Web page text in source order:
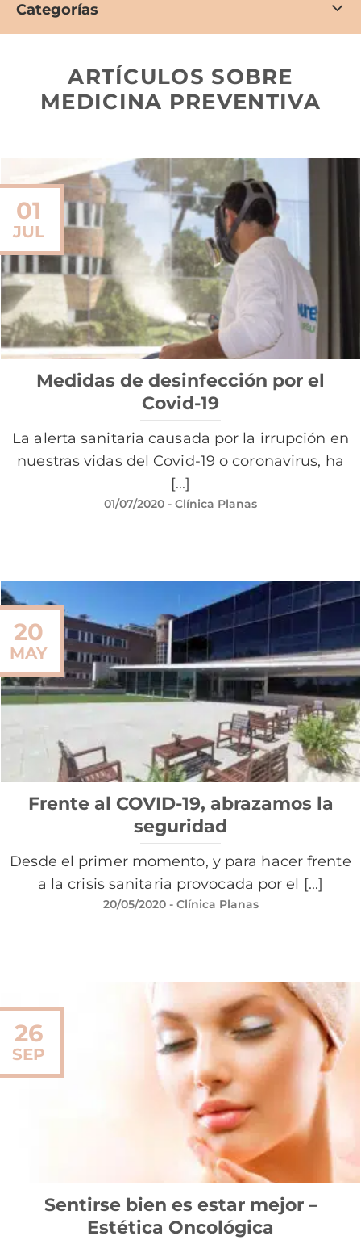
Categorías
ARTÍCULOS SOBRE
MEDICINA PREVENTIVA
Medidas de desinfección por el
Covid-19
La alerta sanitaria causada por la irrupción en
nuestras vidas del Covid-19 o coronavirus, ha
[...]
01/07/2020 - Clínica Planas
01
JUL
Frente al COVID-19, abrazamos la
seguridad
Desde el primer momento, y para hacer frente
a la crisis sanitaria provocada por el [...]
20/05/2020- Clínica Planas
20
MAY
Sentirse bien es estar mejor –
Estética Oncológica
26
SEP